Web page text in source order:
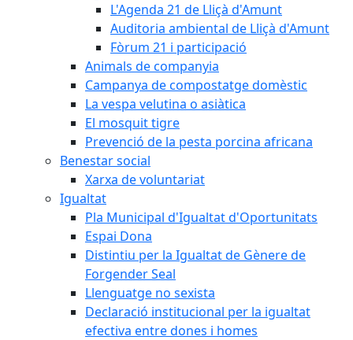
L'Agenda 21 de Lliçà d'Amunt
Auditoria ambiental de Lliçà d'Amunt
Fòrum 21 i participació
Animals de companyia
Campanya de compostatge domèstic
La vespa velutina o asiàtica
El mosquit tigre
Prevenció de la pesta porcina africana
Benestar social
Xarxa de voluntariat
Igualtat
Pla Municipal d'Igualtat d'Oportunitats
Espai Dona
Distintiu per la Igualtat de Gènere de
Forgender Seal
Llenguatge no sexista
Declaració institucional per la igualtat
efectiva entre dones i homes